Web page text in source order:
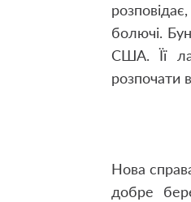
болючі.
США. Її
розпочати
Нова
добре